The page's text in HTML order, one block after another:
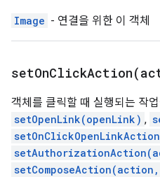
Image - 연결을 위한 이 객체
setOnClickAction(
객체를 클릭할 때 실행되는 작
setOpenLink(openLink) ,